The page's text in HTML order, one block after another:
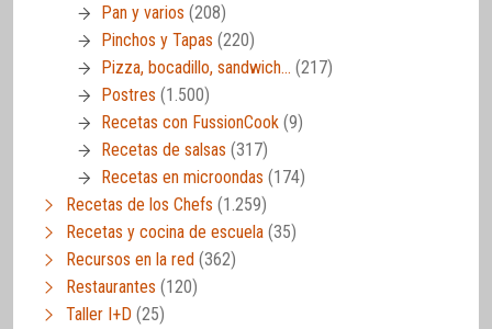
Pan y varios (208)
Pinchos y Tapas (220)
Pizza, bocadillo, sandwich… (217)
Postres (1.500)
Recetas con FussionCook (9)
Recetas de salsas (317)
Recetas en microondas (174)
Recetas de los Chefs (1.259)
Recetas y cocina de escuela (35)
Recursos en la red (362)
Restaurantes (120)
Taller I+D (25)